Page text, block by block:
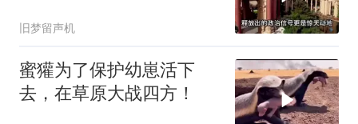
旧梦留声机
蜜獾为了保护幼崽活下
去，在草原大战四方！